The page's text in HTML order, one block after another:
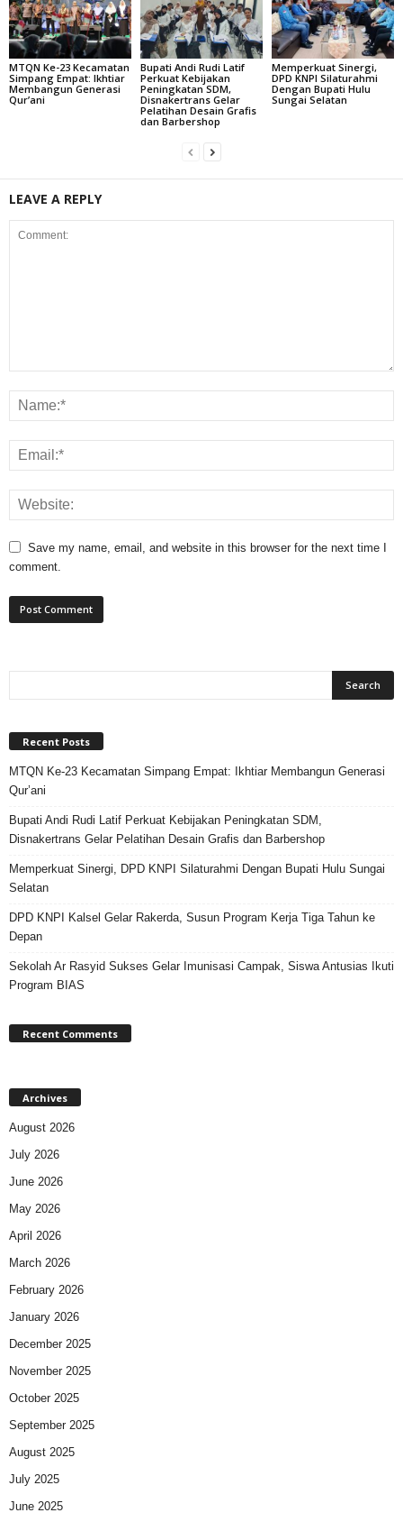
MTQN Ke-23 Kecamatan
Simpang Empat: Ikhtiar
Membangun Generasi
Qur’ani
Bupati Andi Rudi Latif
Perkuat Kebijakan
Peningkatan SDM,
Disnakertrans Gelar
Pelatihan Desain Grafis
dan Barbershop
Memperkuat Sinergi,
DPD KNPI Silaturahmi
Dengan Bupati Hulu
Sungai Selatan
LEAVE A REPLY
Save my name, email, and website in this browser for the next time I
comment.
Recent Posts
MTQN Ke-23 Kecamatan Simpang Empat: Ikhtiar Membangun Generasi
Qur’ani
Bupati Andi Rudi Latif Perkuat Kebijakan Peningkatan SDM,
Disnakertrans Gelar Pelatihan Desain Grafis dan Barbershop
Memperkuat Sinergi, DPD KNPI Silaturahmi Dengan Bupati Hulu Sungai
Selatan
DPD KNPI Kalsel Gelar Rakerda, Susun Program Kerja Tiga Tahun ke
Depan
Sekolah Ar Rasyid Sukses Gelar Imunisasi Campak, Siswa Antusias Ikuti
Program BIAS
Recent Comments
Archives
August 2026
July 2026
June 2026
May 2026
April 2026
March 2026
February 2026
January 2026
December 2025
November 2025
October 2025
September 2025
August 2025
July 2025
June 2025